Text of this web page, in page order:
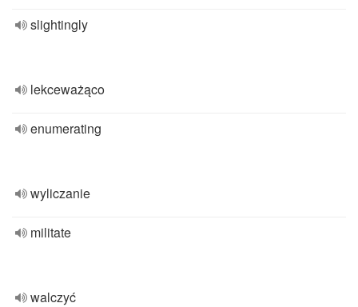
slightingly
lekceważąco
enumerating
wyliczanie
militate
walczyć